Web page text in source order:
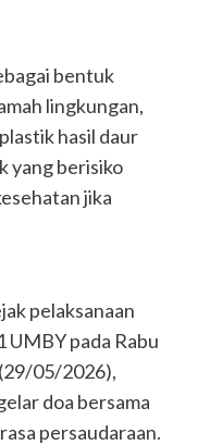
bentuk
lingkungan,
hasil daur
yang berisiko
jika
pelaksanaan
UMBY pada Rabu
05/2026),
doa bersama
persaudaraan.